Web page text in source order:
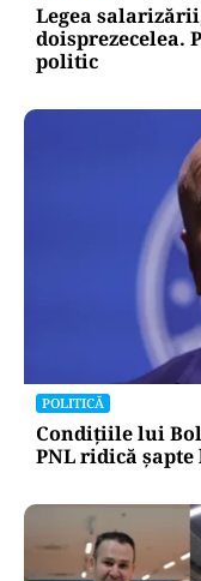
Legea
doisprezecelea.
politic
POLITICĂ
Condițiile lui
PNL ridică